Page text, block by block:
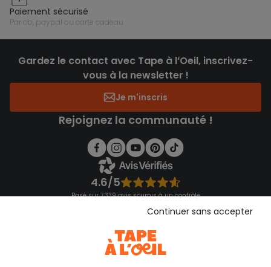
paiement sécurisé
par cb, paypal ou carte cadeau
Gardez le contact avec Tape à l’Oeil, inscrivez-
vous à la newsletter !
Je m'inscris
Rejoignez la communauté !
4.6/5
Basé sur 7 339 avis soumis à un contrôle
Consulter les CGUContinuer sans accepter